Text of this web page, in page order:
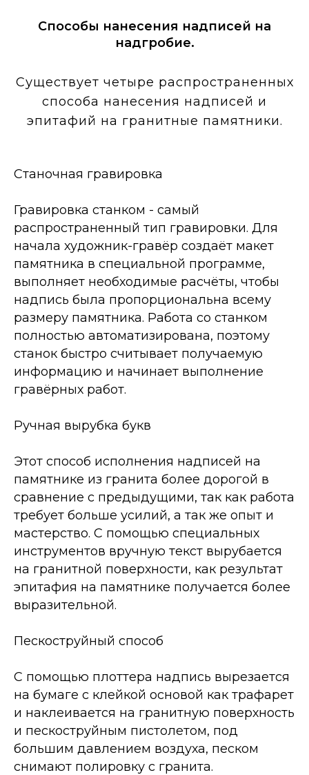
Способы нанесения надписей на
надгробие.
Существует четыре распространенных
способа нанесения надписей и
эпитафий на гранитные памятники.
Станочная гравировка
Гравировка станком - самый
распространенный тип гравировки. Для
начала художник-гравёр создаёт макет
памятника в специальной программе,
выполняет необходимые расчёты, чтобы
надпись была пропорциональна всему
размеру памятника. Работа со станком
полностью автоматизирована, поэтому
станок быстро считывает получаемую
информацию и начинает выполнение
гравёрных работ.
Ручная вырубка букв
Этот способ исполнения надписей на
памятнике из гранита более дорогой в
сравнение с предыдущими, так как работа
требует больше усилий, а так же опыт и
мастерство. С помощью специальных
инструментов вручную текст вырубается
на гранитной поверхности, как результат
эпитафия на памятнике получается более
выразительной.
Пескоструйный способ
С помощью плоттера надпись вырезается
на бумаге с клейкой основой как трафарет
и наклеивается на гранитную поверхность
и пескоструйным пистолетом, под
большим давлением воздуха, песком
снимают полировку с гранита.